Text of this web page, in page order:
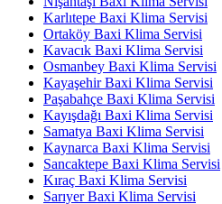
Karlıtepe Baxi Klima Servisi
Ortaköy Baxi Klima Servisi
Kavacık Baxi Klima Servisi
Osmanbey Baxi Klima Servisi
Kayaşehir Baxi Klima Servisi
Paşabahçe Baxi Klima Servisi
Kayışdağı Baxi Klima Servisi
Samatya Baxi Klima Servisi
Kaynarca Baxi Klima Servisi
Sancaktepe Baxi Klima Servisi
Kıraç Baxi Klima Servisi
Sarıyer Baxi Klima Servisi